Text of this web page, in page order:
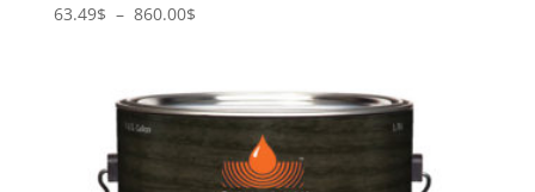
63.49$ – 860.00$Plage
63.49$
à
860.00$